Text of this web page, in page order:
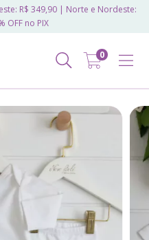
R$ 349,90 | Norte e Nordeste:
OFF no PIX
0